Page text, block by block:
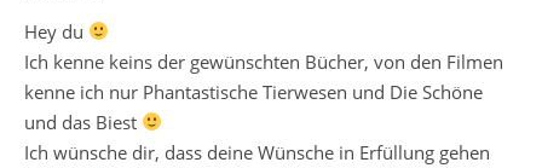
Hey du
Ich kenne keins der gewünschten Bücher, von den Filmen
kenne ich nur Phantastische Tierwesen und Die Schöne
und das Biest
Ich wünsche dir, dass deine Wünsche in Erfüllung gehen